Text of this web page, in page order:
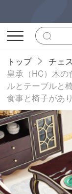
トップ
チェ
皇承（HC）木
ルとテーブルと
食事と椅子があり